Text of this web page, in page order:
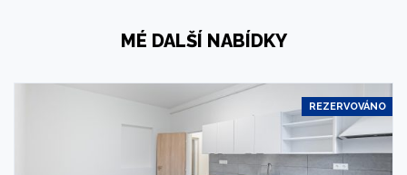
MÉ DALŠÍ NABÍDKY
REZERVOVÁNO